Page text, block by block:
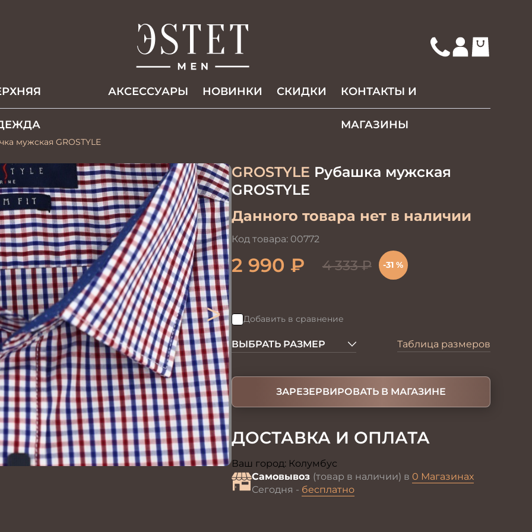
АКCЕССУАРЫ НОВИНКИ СКИДКИ КОНТАКТЫ И
МАГАЗИНЫ
мужская GROSTYLE
>
GROSTYLE Рубашка мужская
GROSTYLE
Данного товара нет в наличии
Код товара: 00772
2 990 ₽ 4 333₽ -31 %
Добавить в сравнение
ВЫБРАТЬ РАЗМЕР Таблица размеров
ЗАРЕЗЕРВИРОВАТЬ В МАГАЗИНЕ
ДОСТАВКА И ОПЛАТА
Ваш город: Колумбус
Самовывоз (товар в наличии) в 0 Магазинах
Сегодня - бесплатно